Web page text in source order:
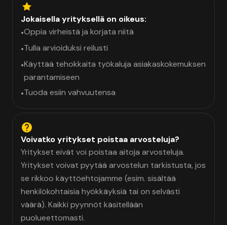
Jokaisella yrityksellä on oikeus:
•Oppia virheistä ja korjata niitä
•Tulla arvioiduksi reilusti
•Käyttää tehokkaita työkaluja asiakaskokemuksen
parantamiseen
•Tuoda esiin vahvuutensa
Voivatko yritykset poistaa arvosteluja?
Yritykset eivät voi poistaa aitoja arvosteluja.
Yritykset voivat pyytää arvostelun tarkistusta, jos
se rikkoo käyttöehtojamme (esim. sisältää
henkilökohtaisia hyökkäyksiä tai on selvästi
väärä). Kaikki pyynnöt käsitellään
puolueettomasti.